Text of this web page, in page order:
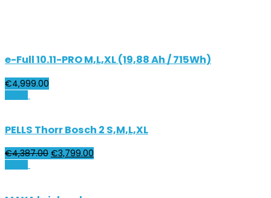
e-Full 10.11-PRO M,L,XL (19,88 Ah / 715Wh)
€4,999.00
PELLS Thorr Bosch 2 S,M,L,XL
€4,387.00 €3,799.00